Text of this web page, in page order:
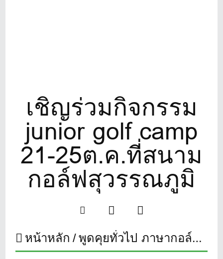
เชิญร่วมกิจกรรม
junior golf camp
21-25ต.ค.ที่สนาม
กอล์ฟสุวรรณภูมิ
หน้าหลัก พูดคุยทั่วไป ภาษากอล์ฟ